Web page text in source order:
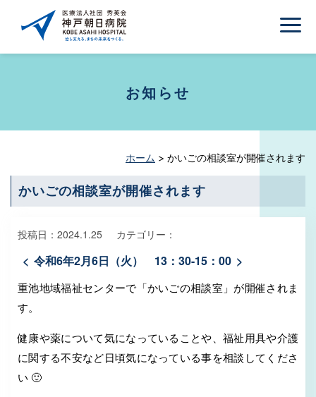
お知らせ
ホーム > かいごの相談室が開催されます
かいごの相談室が開催されます
投稿日： 2024.1.25 カテゴリー：
令和6年2月6日（火） 13：30-15：00
重池地域福祉センターで「かいごの相談室」が開催されま
す。
健康や薬について気になっていることや、福祉用具や介護
に関する不安など日頃気になっている事を相談してくださ
い 🙂